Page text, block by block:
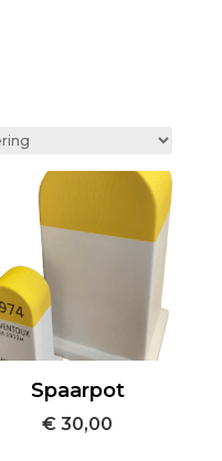
Spaarpot
€ 30,00